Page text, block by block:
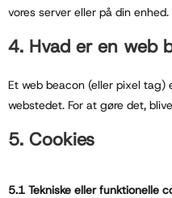
vores server eller på din enhed.
4. Hvad er en web
Et web beacon (eller pixel tag)
webstedet. For at gøre det,
5. Cookies
5.1 Tekniske eller funktionelle